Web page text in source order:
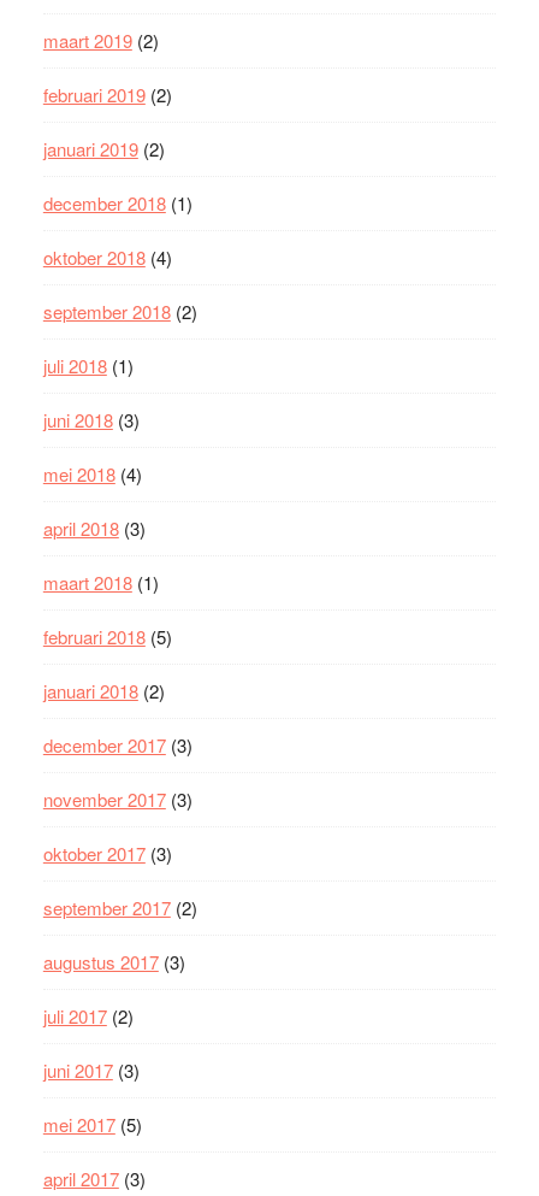
maart 2019(2)
februari 2019(2)
januari 2019(2)
december 2018(1)
oktober 2018(4)
september 2018(2)
juli 2018(1)
juni 2018(3)
mei 2018(4)
april 2018(3)
maart 2018(1)
februari 2018(5)
januari 2018(2)
december 2017(3)
november 2017(3)
oktober 2017(3)
september 2017(2)
augustus 2017(3)
juli 2017(2)
juni 2017(3)
mei 2017(5)
april 2017(3)